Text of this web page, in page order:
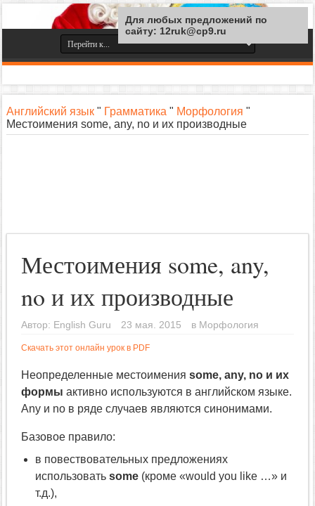
Английский язык " Грамматика " Морфология "
Местоимения some, any, no и их производные
Местоимения some, any,
no и их производные
Автор: English Guru 23 мая. 2015 в Морфология
Скачать этот онлайн урок в PDF
Неопределенные местоимения some, any, no и их
формы активно используются в английском языке.
Any и no в ряде случаев являются синонимами.
Базовое правило:
в повествовательных предложениях
использовать some (кроме «would you like …» и
т.д.),
Для любых предложений по
сайту: 12ruk@cp9.ru